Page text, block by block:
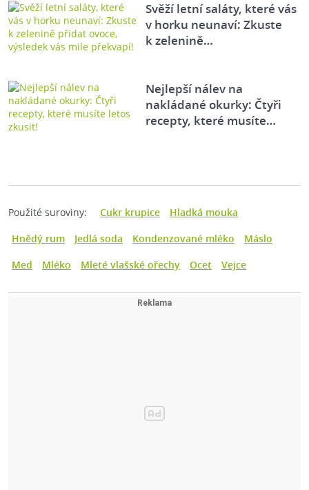
Svěží letní saláty, které vás
v horku neunaví: Zkuste
k zelenině…
Nejlepší nálev na
nakládané okurky: Čtyři
recepty, které musíte…
Použité suroviny: Cukr krupice
Hladká mouka
Hnědý rum
Jedlá soda Kondenzované mléko
Máslo
Med
Mléko Mleté vlašské ořechy Ocet Vejce